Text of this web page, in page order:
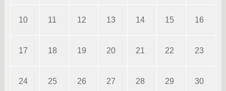
10 11 12 13 14 15 16
17 18 19 20 21 22 23
24 25 26 27 28 29 30